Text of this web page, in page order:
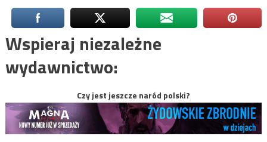
Wspieraj niezależne
wydawnictwo:
Czy jest jeszcze naród polski?